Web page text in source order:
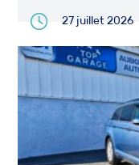
27 juillet 2026